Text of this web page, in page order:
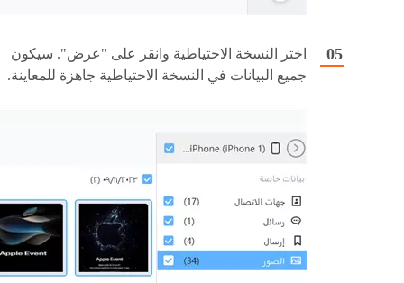
اختر النسخة الاحتياطية وانقر على "عرض". سيكون
جميع البيانات في النسخة الاحتياطية جاهزة للمعاينة.